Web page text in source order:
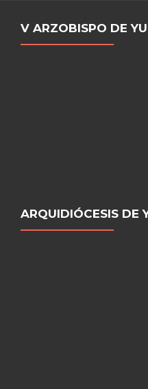
V ARZOBISPO DE
ARQUIDIÓCESIS DE